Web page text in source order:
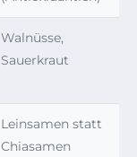
Walnüsse,
Sauerkraut
Leinsamen statt
Chiasamen